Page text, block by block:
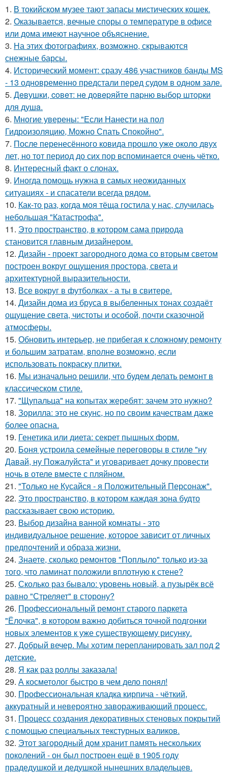
1. В токийском музее тают запасы мистических кошек.
2. Оказывается, вечные споры о температуре в офисе
или дома имеют научное объяснение.
3. На этих фотографиях, возможно, скрываются
снежные барсы.
4. Исторический момент: сразу 486 участников банды MS
- 13 одновременно предстали перед судом в одном зале.
5. Дeвушки, coвeт: нe дoвepяйтe пapню выбop штopки
для душa.
6. Многие уверены: "Если Нанести на пол
Гидроизоляцию, Можно Спать Спокойно".
7. После перенесённого ковида прошло уже около двух
лет, но тот период до сих пор вспоминается очень чётко.
8. Интересный факт о слонах.
9. Иногда помощь нужна в самых неожиданных
ситуациях - и спасатели всегда рядом.
10. Как-то раз, когда моя тёща гостила у нас, случилась
небольшая "Катастрофа".
11. Это пространство, в котором сама природа
становится главным дизайнером.
12. Дизайн - проект загородного дома со вторым светом
построен вокруг ощущения простора, света и
архитектурной выразительности.
13. Все вокруг в футболках - а ты в свитере.
14. Дизайн дома из бруса в выбеленных тонах создаёт
ощущение света, чистоты и особой, почти сказочной
атмосферы.
15. Обновить интерьер, не прибегая к сложному ремонту
и большим затратам, вполне возможно, если
использовать покраску плитки.
16. Мы изначально решили, что будем делать ремонт в
классическом стиле.
17. "Щупальца" на копытах жеребят: зачем это нужно?
18. Зорилла: это не скунс, но по своим качествам даже
более опасна.
19. Генетика или диета: секрет пышных форм.
20. Боня устроила семейные переговоры в стиле "ну
Давай, ну Пожалуйста" и уговаривает дочку провести
ночь в отеле вместе с пляйном.
21. "Только не Кусайся - я Положительный Персонаж".
22. Это пространство, в котором каждая зона будто
рассказывает свою историю.
23. Выбор дизайна ванной комнаты - это
индивидуальное решение, которое зависит от личных
предпочтений и образа жизни.
24. Знаете, сколько ремонтов "Поплыло" только из-за
того, что ламинат положили вплотную к стене?
25. Сколько раз бывало: уровень новый, а пузырёк всё
равно "Стреляет" в сторону?
26. Профессиональный ремонт старого паркета
"Ёлочка", в котором важно добиться точной подгонки
новых элементов к уже существующему рисунку.
27. Добрый вечер. Мы хотим перепланировать зал под 2
детские.
28. Я как раз роллы заказала!
29. А косметолог быстро в чем дело понял!
30. Профессиональная кладка кирпича - чёткий,
аккуратный и невероятно завораживающий процесс.
31. Процесс создания декоративных стеновых покрытий
с помощью специальных текстурных валиков.
32. Этот загородный дом хранит память нескольких
поколений - он был построен ещё в 1905 году
прадедушкой и дедушкой нынешних владельцев.